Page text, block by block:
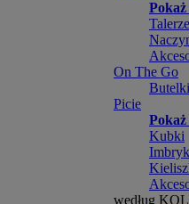
Pokaż
On The Go
Picie
Kubki
według